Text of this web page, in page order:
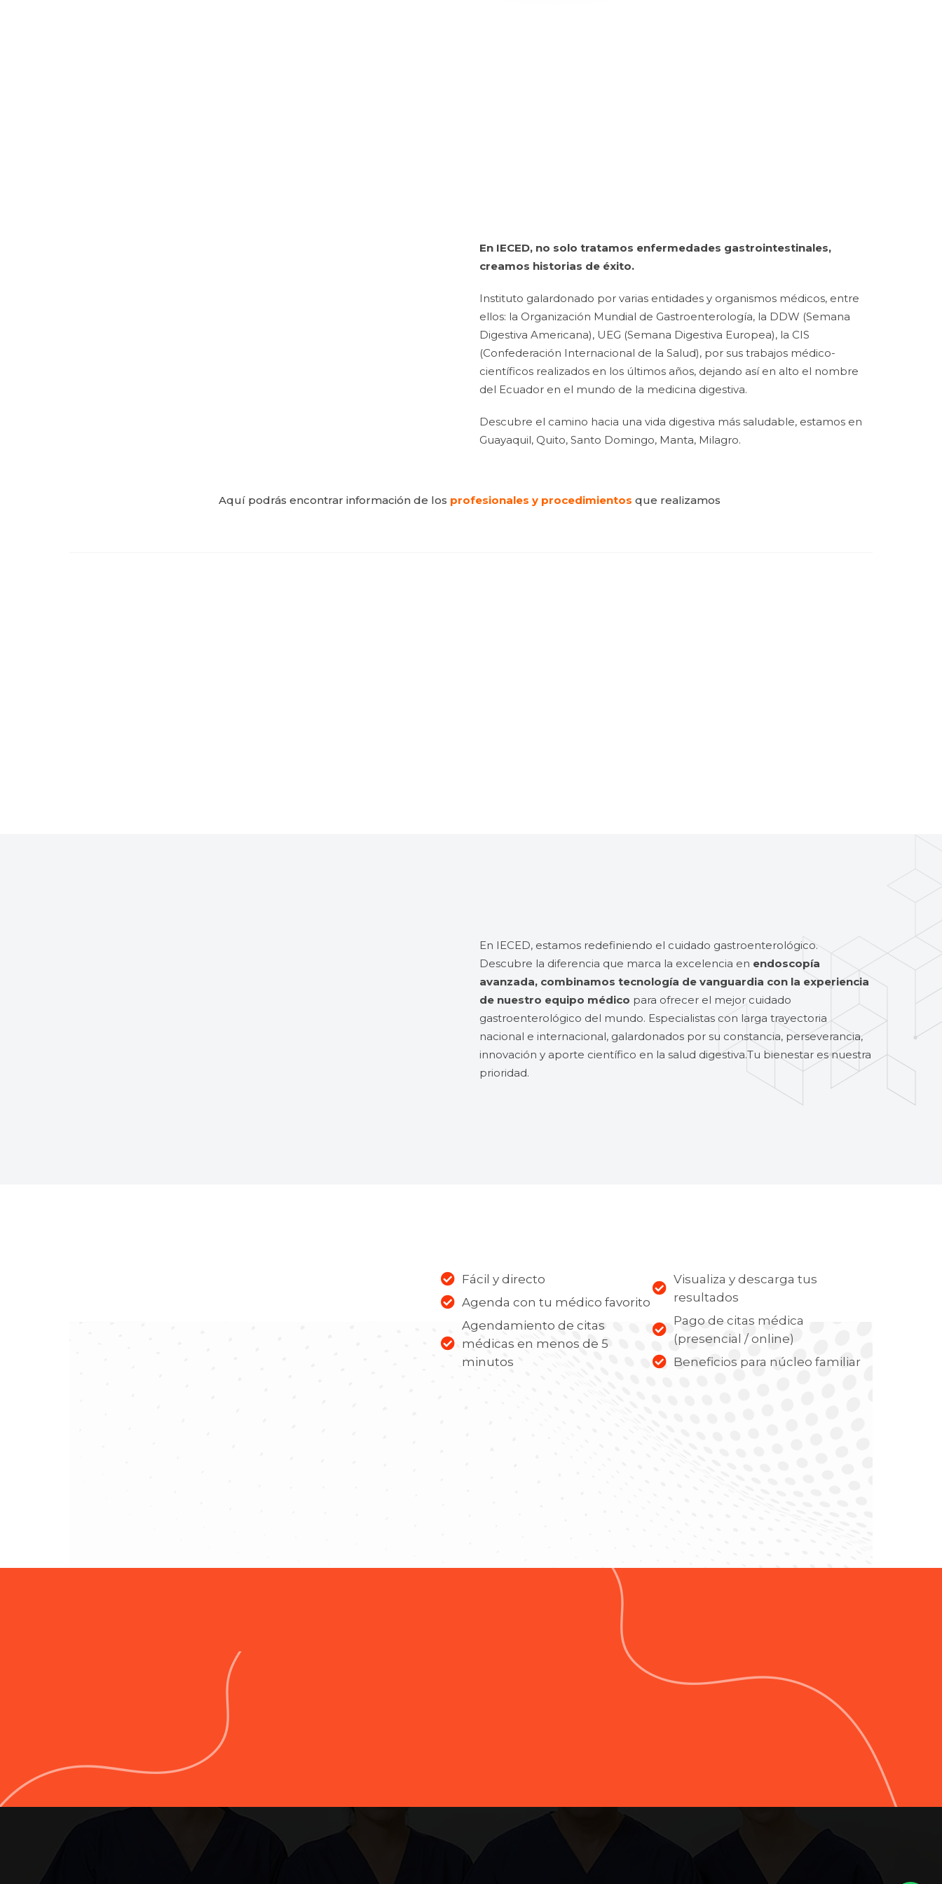
En IECED, no solo tratamos enfermedades gastrointestinales,
creamos historias de éxito.
Instituto galardonado por varias entidades y organismos médicos, entre
ellos: la Organización Mundial de Gastroenterología, la DDW (Semana
Digestiva Americana), UEG (Semana Digestiva Europea), la CIS
(Confederación Internacional de la Salud), por sus trabajos médico-
científicos realizados en los últimos años, dejando así en alto el nombre
del Ecuador en el mundo de la medicina digestiva.
Descubre el camino hacia una vida digestiva más saludable, estamos en
Guayaquil, Quito, Santo Domingo, Manta, Milagro.
Aquí podrás encontrar información de los profesionales y procedimientos que realizamos
En IECED, estamos redefiniendo el cuidado gastroenterológico.
Descubre la diferencia que marca la excelencia en endoscopía
avanzada, combinamos tecnología de vanguardia con la experiencia
de nuestro equipo médico para ofrecer el mejor cuidado
gastroenterológico del mundo. Especialistas con larga trayectoria
nacional e internacional, galardonados por su constancia, perseverancia,
innovación y aporte científico en la salud digestiva.Tu bienestar es nuestra
prioridad.
Fácil y directo
Agenda con tu médico favorito
Agendamiento de citas
médicas en menos de 5
minutos
Visualiza y descarga tus
resultados
Pago de citas médica
(presencial / online)
Beneficios para núcleo familiar